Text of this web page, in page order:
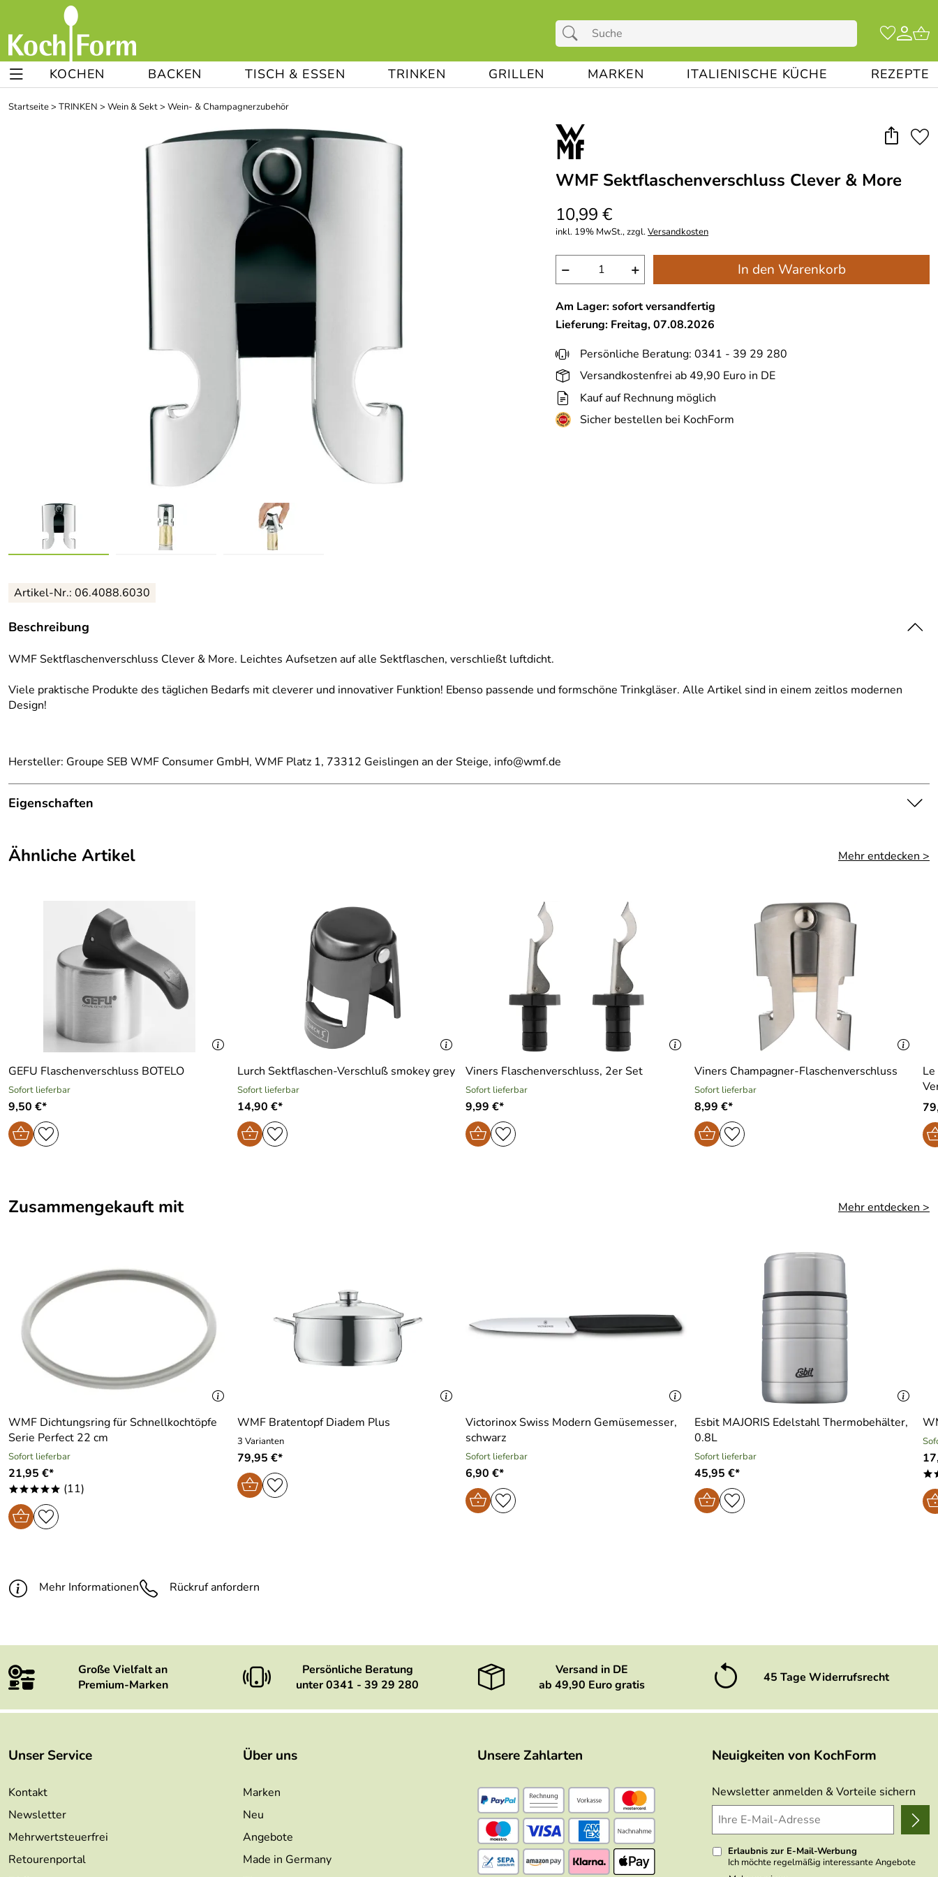
KOCHEN BACKEN TISCH & ESSEN TRINKEN GRILLEN MARKEN ITALIENISCHE KÜCHE REZEPTE
Startseite> TRINKEN > Wein & Sekt> Wein- & Champagnerzubehör
WMF Sektflaschenverschluss Clever & More
10,99 €
inkl. 19% MwSt., zzgl.Versandkosten
− + In den Warenkorb
Am Lager: sofort versandfertig
Lieferung: Freitag, 07.08.2026
Persönliche Beratung: 0341 - 39 29 280
Versandkostenfrei ab 49,90 Euro in DE
Kauf auf Rechnung möglich
Sicher bestellen bei KochForm
Artikel-Nr.: 06.4088.6030
Beschreibung
WMF Sektflaschenverschluss Clever & More. Leichtes Aufsetzen auf alle Sektflaschen, verschließt luftdicht.
Viele praktische Produkte des täglichen Bedarfs mit cleverer und innovativer Funktion! Ebenso passende und formschöne Trinkgläser. Alle Artikel sind in einem zeitlos modernen
Design!
Hersteller: Groupe SEB WMF Consumer GmbH, WMF Platz 1, 73312 Geislingen an der Steige, info@wmf.de
Eigenschaften
Material II:
Cromargan® Edelstahl 18/10, matt
Durchmesser:
4 cm
Ähnliche Artikel Mehr entdecken >
GEFU Flaschenverschluss BOTELO
Sofort lieferbar
9,50 €*
Lurch Sektflaschen-Verschluß smokey grey
Sofort lieferbar
14,90 €*
Viners Flaschenverschluss, 2er Set
Sofort lieferbar
9,99 €*
Viners Champagner-Flaschenverschluss
Sofort lieferbar
8,99 €*
Zusammengekauft mit Mehr entdecken >
WMF Dichtungsring für Schnellkochtöpfe
Serie Perfect 22 cm
Sofort lieferbar
21,95 €*
***** (11)
WMF Bratentopf Diadem Plus
3 Varianten
79,95 €*
Victorinox Swiss Modern Gemüsemesser,
schwarz
Sofort lieferbar
6,90 €*
Esbit MAJORIS Edelstahl Thermobehälter,
0.8L
Sofort lieferbar
45,95 €*
Mehr Informationen Rückruf anfordern
Große Vielfalt an
Premium-Marken
Persönliche Beratung
unter 0341 - 39 29 280
Versand in DE
ab 49,90 Euro gratis
45 Tage Widerrufsrecht
Unser Service
Kontakt
Newsletter
Mehrwertsteuerfrei
Retourenportal
Über uns
Marken
Neu
Angebote
Made in Germany
Unsere Zahlarten Neuigkeiten von KochForm
Newsletter anmelden & Vorteile sichern
Erlaubnis zur E-Mail-Werbung
Ich möchte regelmäßig interessante Angebote
per E-Mail erhalten. Meine E-Mail-Adresse wird